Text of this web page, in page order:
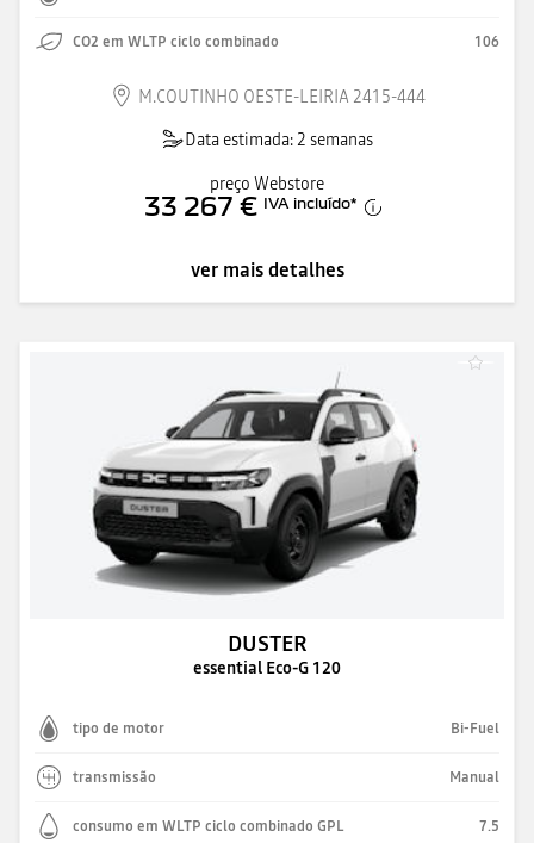
CO2 em WLTP ciclo combinado 106
M.COUTINHO OESTE-LEIRIA 2415-444
Data estimada: 2 semanas
preço Webstore
33 267 € IVA incluído*
ver mais detalhes
DUSTER
essential Eco-G 120
tipo de motor Bi-Fuel
transmissão Manual
consumo em WLTP ciclo combinado GPL 7.5